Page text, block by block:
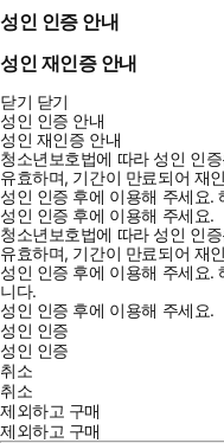
성인 인증 안내
성인 재인증 안내
닫기 닫기
성인 인증 안내
성인 재인증 안내
청소년보호법에 따라 성인 인
유효하며, 기간이 만료되어 재
성인 인증 후에 이용해 주세요.
성인 인증 후에 이용해 주세요.
청소년보호법에 따라 성인 인
유효하며, 기간이 만료되어 재
성인 인증 후에 이용해 주세요.
니다.
성인 인증 후에 이용해 주세요.
성인 인증
성인 인증
취소
취소
제외하고 구매
제외하고 구매